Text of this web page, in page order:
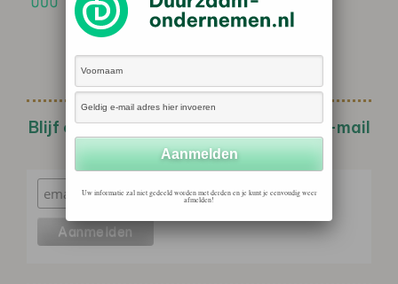
Blijf op de hoogte met de wekelijkse e-mail
nieuwsbrief!
Uw informatie zal niet gedeeld worden met derden en je kunt je eenvoudig weer
afmelden!